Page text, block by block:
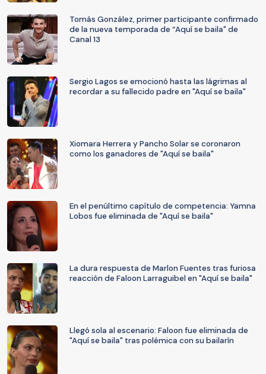
Tomás González, primer participante confirmado
de la nueva temporada de “Aquí se baila" de
Canal 13
Sergio Lagos se emocionó hasta las lágrimas al
recordar a su fallecido padre en "Aquí se baila"
Xiomara Herrera y Pancho Solar se coronaron
como los ganadores de "Aquí se baila"
En el penúltimo capítulo de competencia: Yamna
Lobos fue eliminada de "Aquí se baila"
La dura respuesta de Marlon Fuentes tras furiosa
reacción de Faloon Larraguibel en "Aquí se baila"
Llegó sola al escenario: Faloon fue eliminada de
"Aquí se baila" tras polémica con su bailarín